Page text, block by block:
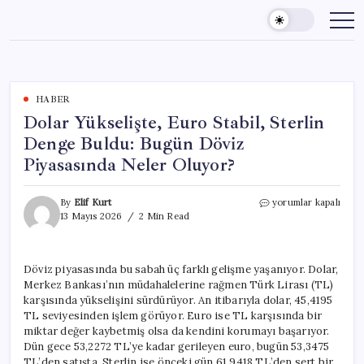
content
HABER
Dolar Yükselişte, Euro Stabil, Sterlin
Denge Buldu: Bugün Döviz
Piyasasında Neler Oluyor?
By Elif Kurt
13 Mayıs 2026
2 Min Read
Dolar
Denge
Buldu:
Bugün
Döviz
Piyasasında
Neler
Oluyor?
yorumlar kapalı
Döviz piyasasında bu sabah üç farklı gelişme yaşanıyor. Dolar,
Merkez Bankası’nın müdahalelerine rağmen Türk Lirası (TL)
karşısında yükselişini sürdürüyor. An itibarıyla dolar, 45,4195
TL seviyesinden işlem görüyor. Euro ise TL karşısında bir
miktar değer kaybetmiş olsa da kendini korumayı başarıyor.
Dün gece 53,2272 TL’ye kadar gerileyen euro, bugün 53,3475